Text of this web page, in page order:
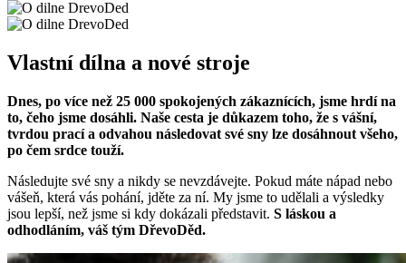
Vlastní dílna a nové stroje
Dnes, po více než 25 000 spokojených zákaznících, jsme hrdí na
to, čeho jsme dosáhli. Naše cesta je důkazem toho, že s vášní,
tvrdou prací a odvahou následovat své sny lze dosáhnout všeho,
po čem srdce touží.
Následujte své sny a nikdy se nevzdávejte. Pokud máte nápad nebo
vášeň, která vás pohání, jděte za ní. My jsme to udělali a výsledky
jsou lepší, než jsme si kdy dokázali představit. S láskou a
odhodláním, váš tým DřevoDěd.